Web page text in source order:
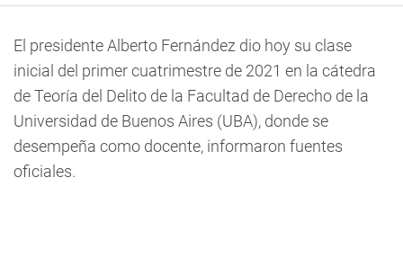
El presidente Alberto Fernández dio hoy su clase
inicial del primer cuatrimestre de 2021 en la cátedra
de Teoría del Delito de la Facultad de Derecho de la
Universidad de Buenos Aires (UBA), donde se
desempeña como docente, informaron fuentes
oficiales.